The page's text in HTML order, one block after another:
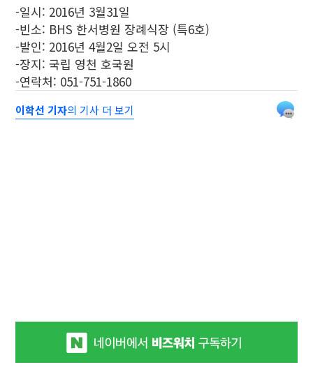
-일시: 2016년 3월31일
-빈소: BHS 한서병원 장례식장 (특6호)
-발인: 2016년 4월2일 오전 5시
-장지: 국립 영천 호국원
-연락처: 051-751-1860
이학선 기자의 기사 더 보기